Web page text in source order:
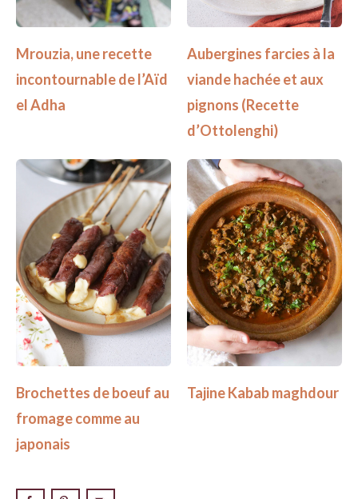
Mrouzia, une recette
incontournable de l’Aïd
el Adha
Aubergines farcies à la
viande hachée et aux
pignons (Recette
d’Ottolenghi)
Brochettes de boeuf au
fromage comme au
japonais
Tajine Kabab maghdour